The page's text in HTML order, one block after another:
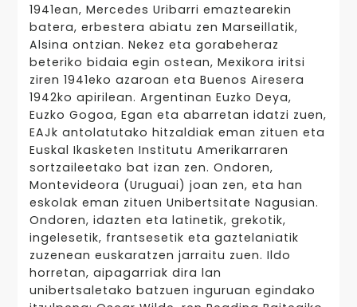
1941ean, Mercedes Uribarri emaztearekin
batera, erbestera abiatu zen Marseillatik,
Alsina ontzian. Nekez eta gorabeheraz
beteriko bidaia egin ostean, Mexikora iritsi
ziren 1941eko azaroan eta Buenos Airesera
1942ko apirilean. Argentinan Euzko Deya,
Euzko Gogoa, Egan eta abarretan idatzi zuen,
EAJk antolatutako hitzaldiak eman zituen eta
Euskal Ikasketen Institutu Amerikarraren
sortzaileetako bat izan zen. Ondoren,
Montevideora (Uruguai) joan zen, eta han
eskolak eman zituen Unibertsitate Nagusian.
Ondoren, idazten eta latinetik, grekotik,
ingelesetik, frantsesetik eta gaztelaniatik
zuzenean euskaratzen jarraitu zuen. Ildo
horretan, aipagarriak dira lan
unibertsaletako batzuen inguruan egindako